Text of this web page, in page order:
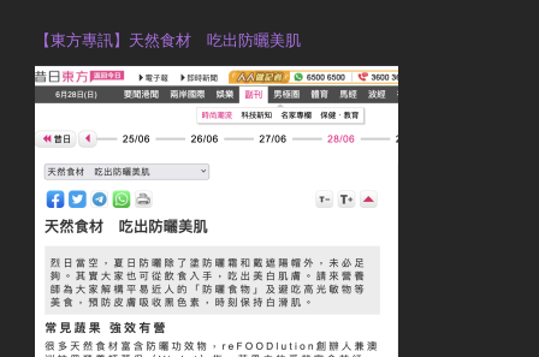
【東方專訊】天然食材 吃出防曬美肌